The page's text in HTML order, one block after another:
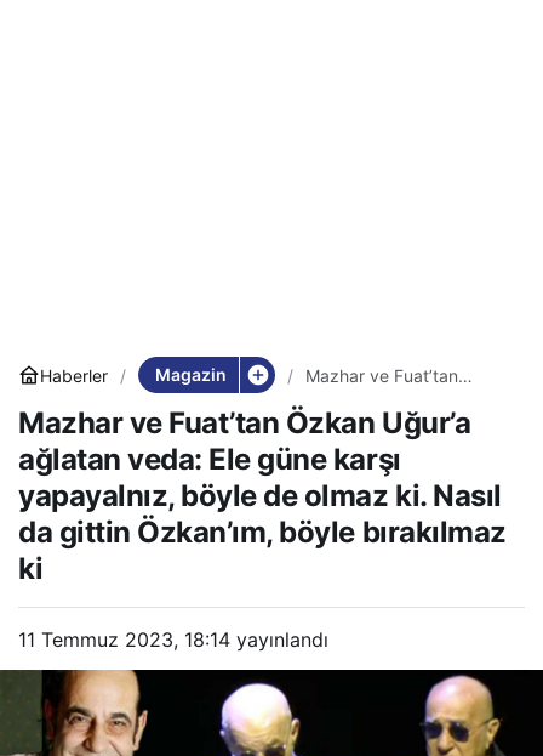
Haberler Magazin
Mazhar ve Fuat’tan
veda: Ele güne karşı
yapayalnız, böyle de
olmaz ki. Nasıl da gittin
Özkan’ım, böyle
bırakılmaz ki
Mazhar ve Fuat’tan Özkan Uğur’a
ağlatan veda: Ele güne karşı
yapayalnız, böyle de olmaz ki. Nasıl
da gittin Özkan’ım, böyle bırakılmaz
ki
11 Temmuz 2023, 18:14 yayınlandı